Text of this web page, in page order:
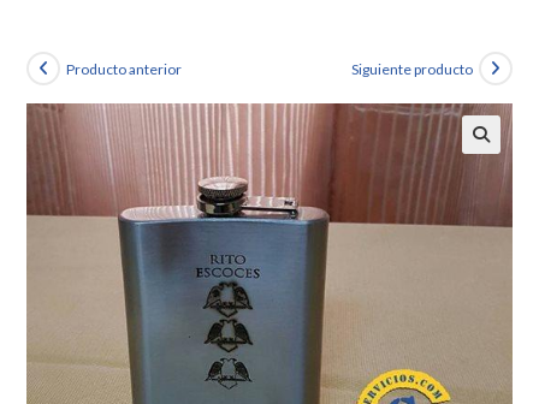
Producto anterior Siguiente producto